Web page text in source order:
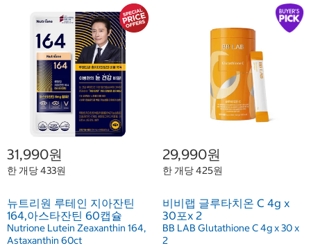
31,990원
한 개당 433원
뉴트리원 루테인 지아잔틴
164,아스타잔틴 60캡슐
Nutrione Lutein Zeaxanthin 164,
Astaxanthin 60ct
29,990원
한 개당 425원
비비랩 글루타치온 C 4g x
30포x 2
BB LAB Glutathione C 4g x 30 x
2